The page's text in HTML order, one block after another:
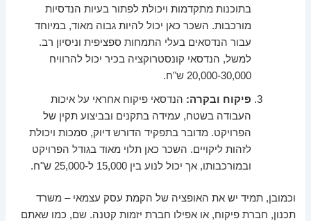
בתוכנות מתקדמות ויכולת לפתור בעיות הנדסיות
מורכבות. השכר כאן יכול להיות גבוה מאוד, במיוחד
עבור הנדסאים בעלי התמחות ספציפית וניסיון רב.
למשל, הנדסאי קונסטרוקציה בכיר יכול להרוויח
20,000-30,000 ש"ח.
פיקוח ובקרה: הנדסאי פיקוח אחראי על איכות
העבודה בשטח, עמידה בתקנים ובביצוע תקין של
הפרויקט. מדובר בתפקיד הדורש דיוק, סמכות ויכולת
לזהות ליקויים. השכר כאן תלוי מאוד בגודל הפרויקט
ובמורכבותו, אך יכול לנוע בין 15,000 ל-25,000 ש"ח.
וכמובן, תמיד יש את האופציה של הקמת עסק עצמאי – משרד
תכנון, חברת פיקוח, או אפילו חברת יזמות קטנה. שם, כמו שאתם